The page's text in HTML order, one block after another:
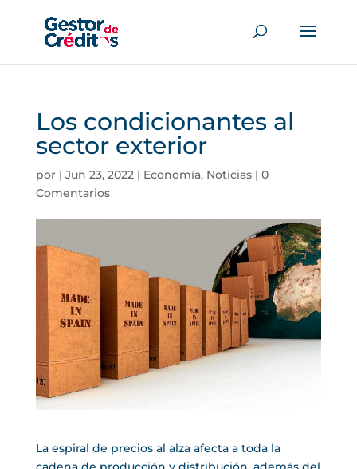
Los condicionantes al
sector exterior
por | Jun 23, 2022| Economía, Noticias| 0
Comentarios
La espiral de precios al alza afecta a toda la